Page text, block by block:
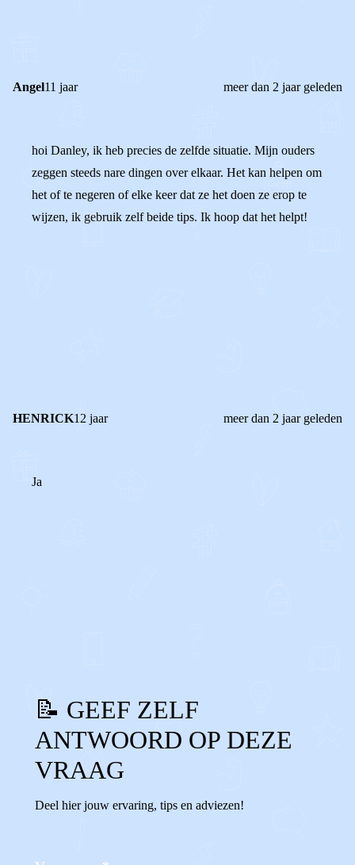
Angel11 jaar meer dan 2 jaar geleden
hoi Danley, ik heb precies de zelfde situatie. Mijn ouders
zeggen steeds nare dingen over elkaar. Het kan helpen om
het of te negeren of elke keer dat ze het doen ze erop te
wijzen, ik gebruik zelf beide tips. Ik hoop dat het helpt!
HENRICK12 jaar meer dan 2 jaar geleden
Ja
📝 GEEF ZELF
ANTWOORD OP DEZE
VRAAG
Deel hier jouw ervaring, tips en adviezen!